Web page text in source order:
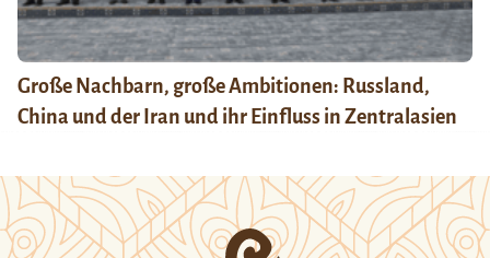
Große Nachbarn, große Ambitionen: Russland,
China und der Iran und ihr Einfluss in Zentralasien